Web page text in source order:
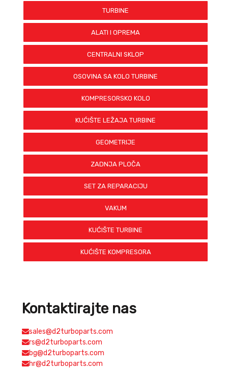
TURBINE
ALATI I OPREMA
CENTRALNI SKLOP
OSOVINA SA KOLO TURBINE
KOMPRESORSKO KOLO
KUĆIŠTE LEŽAJA TURBINE
GEOMETRIJE
ZADNJA PLOČA
SET ZA REPARACIJU
VAKUM
KUĆIŠTE TURBINE
KUĆIŠTE KOMPRESORA
Kontaktirajte nas
sales@d2turboparts.com
rs@d2turboparts.com
bg@d2turboparts.com
hr@d2turboparts.com